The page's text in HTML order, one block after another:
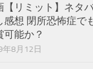
【リミット】ネタ
感想 閉所恐怖症で
可能か？
年8月12日